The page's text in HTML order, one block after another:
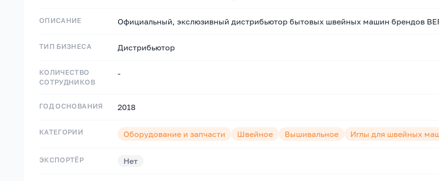
ОПИСАНИЕ Официальный, экслюзивный дистрибьютор бытовых швейных машин брендов
ТИП БИЗНЕСА Дистрибьютор
КОЛИЧЕСТВО
СОТРУДНИКОВ
-
ГОД ОСНОВАНИЯ 2018
КАТЕГОРИИ Оборудование и запчасти Швейное Вышивальное Иглы для швейных
ЭКСПОРТЁР Нет